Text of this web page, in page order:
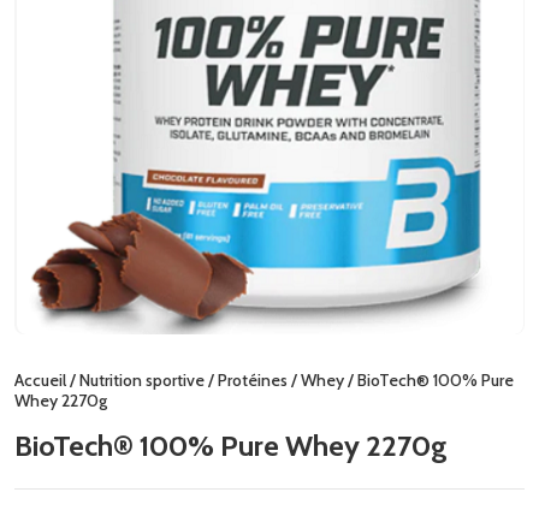
Accueil/Nutrition sportive/Protéines /Whey/ BioTech® 100% Pure
Whey 2270g
BioTech® 100% Pure Whey 2270g